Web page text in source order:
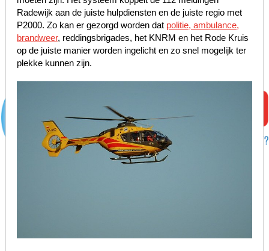
Radewijk aan de juiste hulpdiensten en de juiste regio met
P2000. Zo kan er gezorgd worden dat politie, ambulance,
brandweer, reddingsbrigades, het KNRM en het Rode Kruis
op de juiste manier worden ingelicht en zo snel mogelijk ter
plekke kunnen zijn.